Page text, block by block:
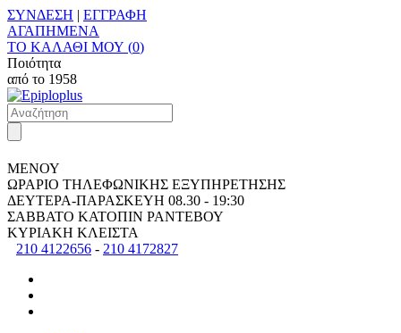
ΣΥΝΔΕΣΗ | ΕΓΓΡΑΦΗ
ΑΓΑΠΗΜΕΝΑ
ΤΟ ΚΑΛΑΘΙ ΜΟΥ (0)
Ποιότητα
από το 1958
ΜΕΝΟΥ
ΩΡΑΡΙΟ ΤΗΛΕΦΩΝΙΚΗΣ ΕΞΥΠΗΡΕΤΗΣΗΣ
ΔΕΥΤΕΡΑ-ΠΑΡΑΣΚΕΥΗ 08.30 - 19:30
ΣΑΒΒΑΤΟ ΚΑΤΟΠΙΝ ΡΑΝΤΕΒΟΥ
ΚΥΡΙΑΚΗ ΚΛΕΙΣΤΑ
210 4122656 - 210 4172827